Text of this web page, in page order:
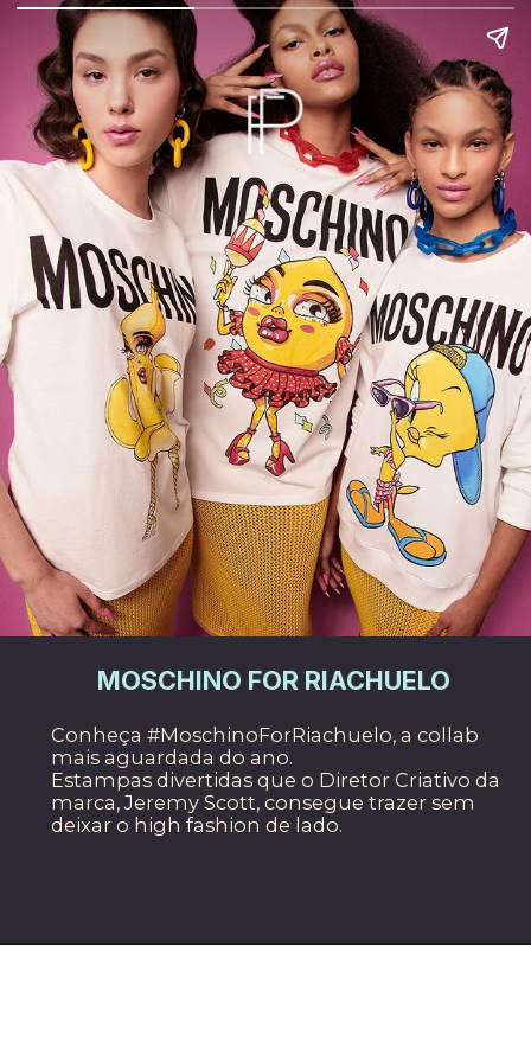
MOSCHINO FOR RIACHUELO
Conheça #MoschinoForRiachuelo, a collab
mais aguardada do ano.
Estampas divertidas que o Diretor Criativo da
marca, Jeremy Scott, consegue trazer sem
deixar o high fashion de lado.